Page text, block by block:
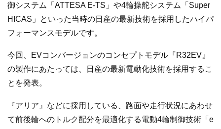
御システム「ATTESA E-TS」や4輪操舵システム「Super
HICAS」といった当時の日産の最新技術を採用したハイパ
フォーマンスモデルです。
今回、EVコンバージョンのコンセプトモデル『R32EV』
の製作にあたっては、日産の最新電動化技術を採用するこ
とを発表。
『アリア』などに採用している、路面や走行状況にあわせ
て前後輪へのトルク配分を最適化する電動4輪制御技術「e